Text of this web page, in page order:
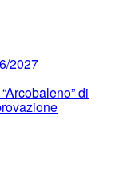
2027
di